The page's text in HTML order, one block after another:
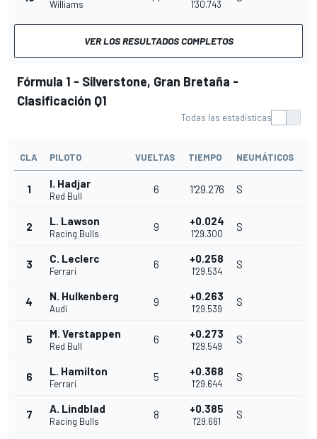
Williams 1'30.743
VER LOS RESULTADOS COMPLETOS
Fórmula 1 - Silverstone, Gran Bretaña -
Clasificación Q1
Todas las estadísticas
CLA PILOTO VUELTAS TIEMPO NEUMÁTICOS
1 I. Hadjar
Red Bull
6 1'29.276 S
2 L. Lawson
Racing Bulls
9 +0.024
1'29.300
S
3 C. Leclerc
Ferrari
6 +0.258
1'29.534
S
4 N. Hulkenberg
Audi
9 +0.263
1'29.539
S
5 M. Verstappen
Red Bull
6 +0.273
1'29.549
S
6 L. Hamilton
Ferrari
5 +0.368
1'29.644
S
7 A. Lindblad
Racing Bulls
8 +0.385
1'29.661
S